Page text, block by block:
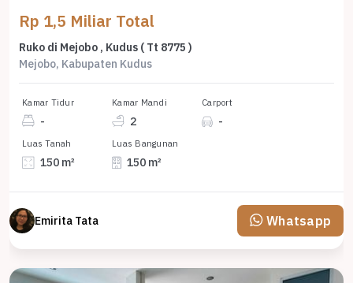
Rp 1,5 Miliar Total
Ruko di Mejobo , Kudus ( Tt 8775 )
Mejobo, Kabupaten Kudus
Kamar Tidur
-
Kamar Mandi
2
Carport
-
Luas Tanah
150 m²
Luas Bangunan
150 m²
Emirita Tata Whatsapp